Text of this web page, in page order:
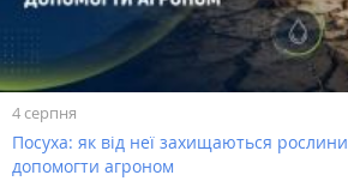
4 серпня
Посуха: як від неї захищаються
допомогти агроном